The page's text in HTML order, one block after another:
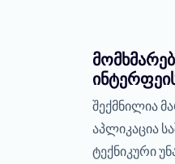
შექმნილია
აპლიკაცია
ტექნიკური